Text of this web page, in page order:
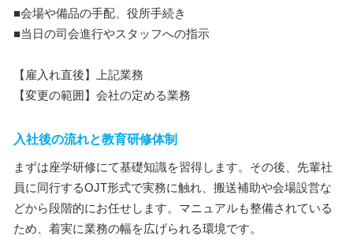
■会場や備品の手配、役所手続き
■当日の司会進行やスタッフへの指示
【雇入れ直後】上記業務
【変更の範囲】会社の定める業務
入社後の流れと教育研修体制
まずは座学研修にて基礎知識を習得します。その後、先輩社
員に同行するOJT形式で実務に触れ、搬送補助や会場設営な
どから段階的にお任せします。マニュアルも整備されている
ため、着実に業務の幅を広げられる環境です。